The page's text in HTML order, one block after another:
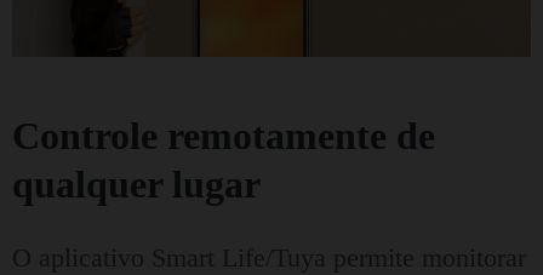
Controle remotamente de
qualquer lugar
O aplicativo Smart Life/Tuya permite monitorar